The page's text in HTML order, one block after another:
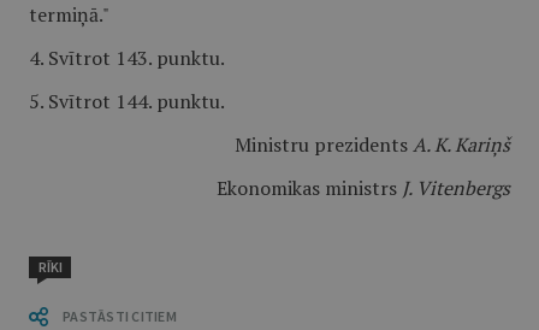
termiņā."
4. Svītrot 143. punktu.
5. Svītrot 144. punktu.
Ministru prezidentsA. K. Kariņš
Ekonomikas ministrs J. Vitenbergs
RĪKI
PASTĀSTI CITIEM